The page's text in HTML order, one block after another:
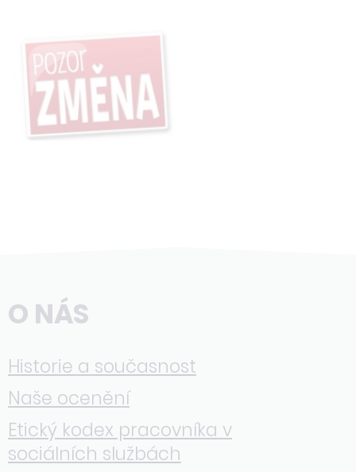
O NÁS
Historie a současnost
Naše ocenění
Etický kodex pracovníka v
sociálních službách